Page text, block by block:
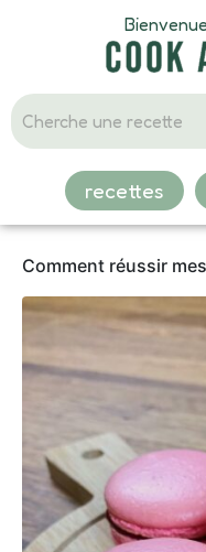
recettes
Comment réussir